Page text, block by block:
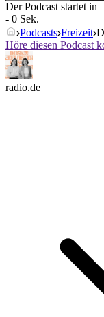
Der Podcast startet in
- 0 Sek.
Podcasts Freizeit
Höre diesen Podcast
radio.de